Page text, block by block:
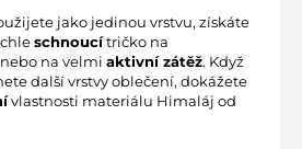
schnoucí
na velmi aktivní zátěž. Když
další vrstvy oblečení, dokážete
vlastnosti materiálu Himaláj od